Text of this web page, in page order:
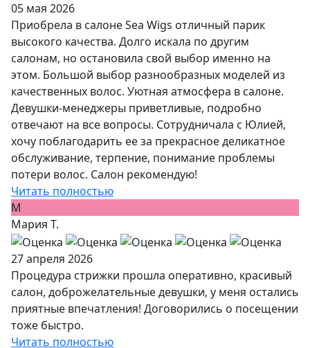
05 мая 2026
Приобрела в салоне Sea Wigs отличный парик
высокого качества. Долго искала по другим
салонам, но остановила свой выбор именно на
этом. Большой выбор разнообразных моделей из
качественных волос. Уютная атмосфера в салоне.
Девушки-менеджеры приветливые, подробно
отвечают на все вопросы. Сотрудничала с Юлией,
хочу поблагодарить ее за прекрасное деликатное
обслуживание, терпение, понимание проблемы
потери волос. Салон рекомендую!
Читать полностью
М
Мария Т.
27 апреля 2026
Процедура стрижки прошла оперативно, красивый
салон, доброжелательные девушки, у меня остались
приятные впечатления! Договорились о посещении
тоже быстро.
Читать полностью